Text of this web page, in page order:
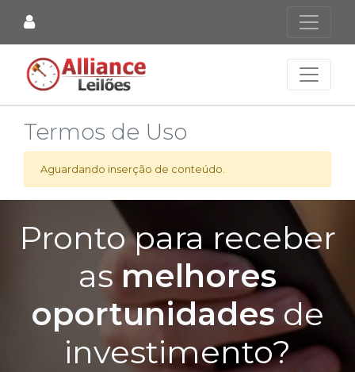
Termos de Uso
Aguardando inserção de conteúdo.
Pronto para receber
asmelhores
oportunidades de
investimento?